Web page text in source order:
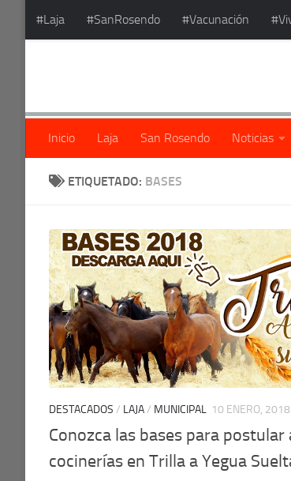
Saltar al contenido
#Laja #SanRosendo #Vacunación
Inicio Laja San Rosendo Noticias
ETIQUETADO: BASES
DESTACADOS / LAJA/ MUNICIPAL 10 ENERO, 2018
Conozca las bases para postular
cocinerías en Trilla a Yegua